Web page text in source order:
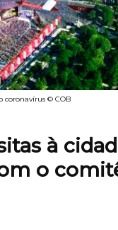
coronavírus © COB
à
o